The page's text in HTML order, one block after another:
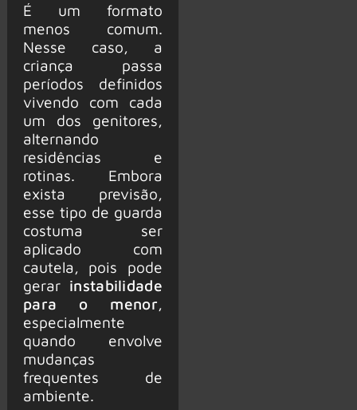
É um formato
menos comum.
Nesse caso, a
criança passa
períodos definidos
vivendo com cada
um dos genitores,
alternando
residências e
rotinas. Embora
exista previsão,
esse tipo de guarda
costuma ser
aplicado com
cautela, pois pode
gerar instabilidade
para o menor,
especialmente
quando envolve
mudanças
frequentes de
ambiente.